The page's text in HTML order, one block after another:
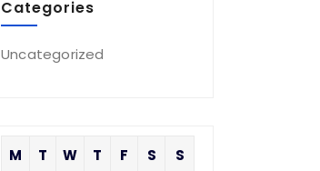
Categories
Uncategorized
M T W T F S S